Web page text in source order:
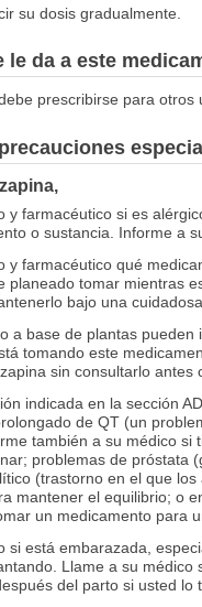
su dosis gradualmente.
le da a este
prescribirse para
y farmacéutico si es
o sustancia. Informe a
y farmacéutico qué
planeado tomar mientras
bajo una
a base de plantas
tomando este
sin consultarlo antes
indicada en la sección
de QT (un
también a su médico
problemas de próstata
(trastorno en el que
mantener el equilibrio; o
un medicamento para
si está embarazada,
Llame a su
del parto si usted